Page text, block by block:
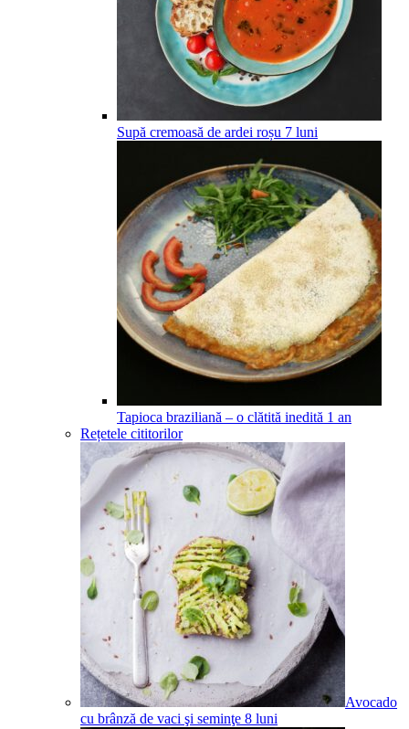
Supă cremoasă de ardei roșu 7 luni
Tapioca braziliană – o clătită inedită 1 an
Rețetele cititorilor
Avocado
cu brânză de vaci şi seminţe 8 luni